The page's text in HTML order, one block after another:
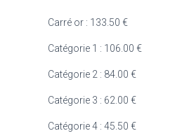
Carré or : 133.50 €
Catégorie 1 : 106.00 €
Catégorie 2 : 84.00 €
Catégorie 3 : 62.00 €
Catégorie 4 : 45.50 €